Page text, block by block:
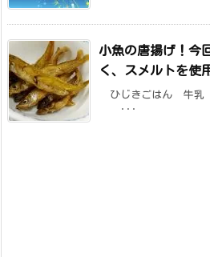
小魚の唐揚げ！今
く、スメルトを使
ひじきごはん 牛乳
...